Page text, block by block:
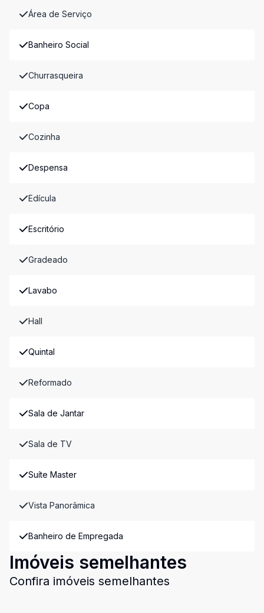
Área de Serviço
Banheiro Social
Churrasqueira
Copa
Cozinha
Despensa
Edícula
Escritório
Gradeado
Lavabo
Hall
Quintal
Reformado
Sala de Jantar
Sala de TV
Suíte Master
Vista Panorâmica
Banheiro de Empregada
Imóveis semelhantes
Confira imóveis semelhantes